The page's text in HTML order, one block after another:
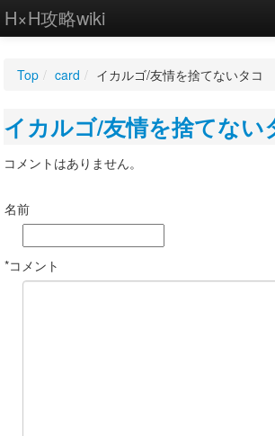
H×H攻略wiki
WIKI
設定
Top / card / イカルゴ/友情を捨てないタコ
イカルゴ/友情を捨てない
コメントはありません。
名前
*コメント